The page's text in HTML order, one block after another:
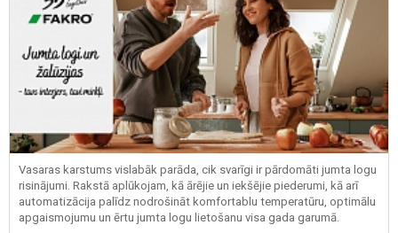
Vasaras karstums vislabāk parāda, cik svarīgi ir pārdomāti jumta logu
risinājumi. Rakstā aplūkojam, kā ārējie un iekšējie piederumi, kā arī
automatizācija palīdz nodrošināt komfortablu temperatūru, optimālu
apgaismojumu un ērtu jumta logu lietošanu visa gada garumā.